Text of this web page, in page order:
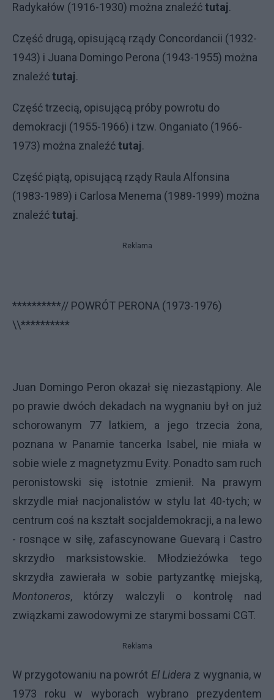
Radykałów (1916-1930) można znaleźćtutaj.
Część drugą, opisującą rządy Concordancii (1932-
1943) i Juana Domingo Perona (1943-1955) można
znaleźćtutaj.
Część trzecią, opisującą próby powrotu do
demokracji (1955-1966) i tzw. Onganiato (1966-
1973) można znaleźćtutaj.
Część piątą, opisującą rządy Raula Alfonsina
(1983-1989) i Carlosa Menema (1989-1999) można
znaleźćtutaj.
Reklama
**********// POWRÓT PERONA (1973-1976)
\\**********
Juan Domingo Peron okazał się niezastąpiony. Ale
po prawie dwóch dekadach na wygnaniu był on już
schorowanym 77 latkiem, a jego trzecia żona,
poznana w Panamie tancerka Isabel, nie miała w
sobie wiele z magnetyzmu Evity. Ponadto sam ruch
peronistowski się istotnie zmienił. Na prawym
skrzydle miał nacjonalistów w stylu lat 40-tych; w
centrum coś na kształt socjaldemokracji, a na lewo
- rosnące w siłę, zafascynowane Guevarą i Castro
skrzydło marksistowskie. Młodzieżówka tego
skrzydła zawierała w sobie partyzantkę miejską,
Montoneros, którzy walczyli o kontrolę nad
związkami zawodowymi ze starymi bossami CGT.
Reklama
W przygotowaniu na powrót El Lidera z wygnania, w
1973 roku w wyborach wybrano prezydentem